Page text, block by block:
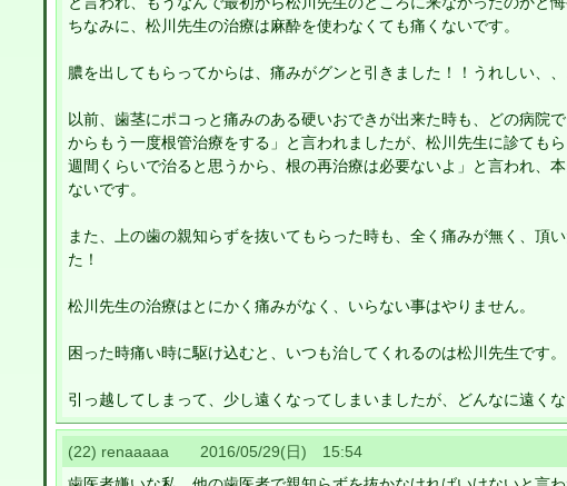
ちなみに、松川先生の治療は麻酔を使わなくても痛くないです。
膿を出してもらってからは、痛みがグンと引きました！！うれしい、、
以前、歯茎にポコっと痛みのある硬いおできが出来た時も、どの病院
からもう一度根管治療をする」と言われましたが、松川先生に診ても
週間くらいで治ると思うから、根の再治療は必要ないよ」と言われ、
ないです。
また、上の歯の親知らずを抜いてもらった時も、全く痛みが無く、頂
た！
松川先生の治療はとにかく痛みがなく、いらない事はやりません。
困った時痛い時に駆け込むと、いつも治してくれるのは松川先生です。
引っ越してしまって、少し遠くなってしまいましたが、どんなに遠くな
(22) renaaaaa 2016/05/29(日) 15:54